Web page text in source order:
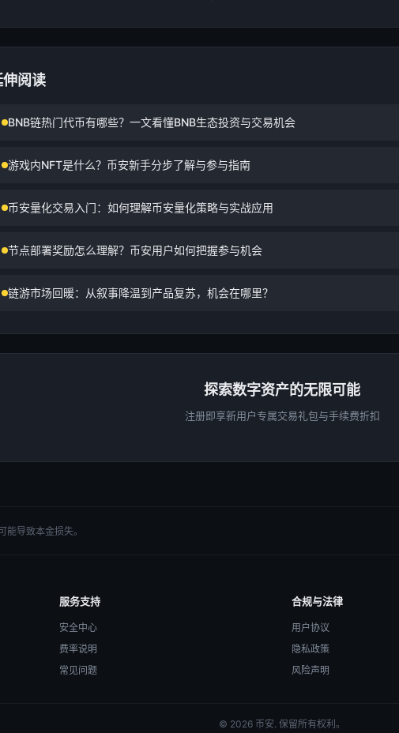
伸阅读
BNB链热门代币有哪些？一文看懂BNB生态投资与交易机会
游戏内NFT是什么？币安新手分步了解与参与指南
币安量化交易入门：如何理解币安量化策略与实战应用
节点部署奖励怎么理解？币安用户如何把握参与机会
链游市场回暖：从叙事降温到产品复苏，机会在哪里？
探索数字资产的无限可能
注册即享新用户专属交易礼包与手续费折扣
导致本金损失。
服务支持
安全中心
费率说明
常见问题
合规与法律
用户协议
隐私政策
风险声明
© 2026 币安. 保留所有权利。